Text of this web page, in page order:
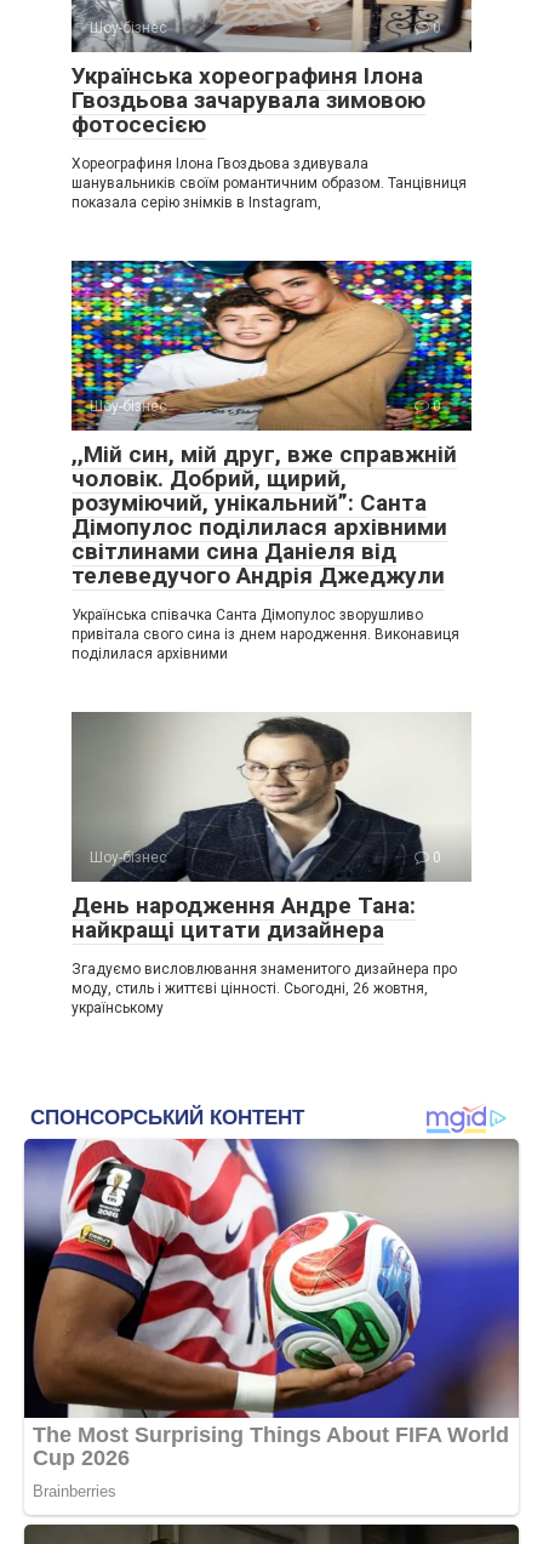
Шоу-бізнес 0
Українська хореографиня Ілона
Гвоздьова зачарувала зимовою
фотосесією
Хореографиня Ілона Гвоздьова здивувала
шанувальників своїм романтичним образом. Танцівниця
показала серію знімків в Instagram,
Шоу-бізнес 0
,,Мій син, мій друг, вже справжній
чоловік. Добрий, щирий,
розуміючий, унікальний”: Санта
Дімопулос поділилася архівними
світлинами сина Даніеля від
телеведучого Андрія Джеджули
Українська співачка Санта Дімопулос зворушливо
привітала свого сина із днем народження. Виконавиця
поділилася архівними
Шоу-бізнес 0
День народження Андре Тана:
найкращі цитати дизайнера
Згадуємо висловлювання знаменитого дизайнера про
моду, стиль і життєві цінності. Сьогодні, 26 жовтня,
українському